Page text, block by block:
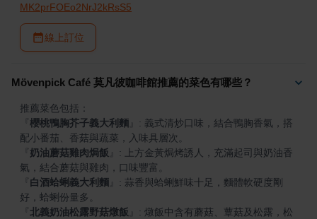
MK2prFOEo2NrJ2kRsS5
線上訂位
Mövenpick Café 莫凡彼咖啡館推薦的菜色有哪些？
櫻桃鴨胸芥子義大利麵
: 義式清炒口味，結合鴨胸香氣，搭
奶油蘑菇雞肉焗飯
: 上方金黃焗烤誘人，充滿起司與奶油香
白酒蛤蜊義大利麵
: 蒜香與蛤蜊鮮味十足，麵體軟硬度剛
北義奶油松露野菇燉飯
: 燉飯中含有蘑菇、蕈菇及松露，松